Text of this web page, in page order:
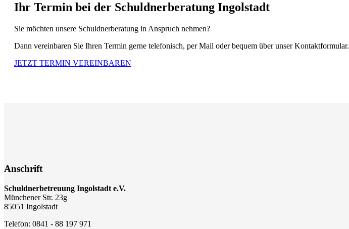
Ihr Termin bei der Schuldnerberatung Ingolstadt
Sie möchten unsere Schuldnerberatung in Anspruch nehmen?
Dann vereinbaren Sie Ihren Termin gerne telefonisch, per Mail oder bequem über unser Kontaktformular.
JETZT TERMIN VEREINBAREN
Anschrift
Schuldnerbetreuung Ingolstadt e.V.
Münchener Str. 23g
85051 Ingolstadt
Telefon: 0841 - 88 197 971